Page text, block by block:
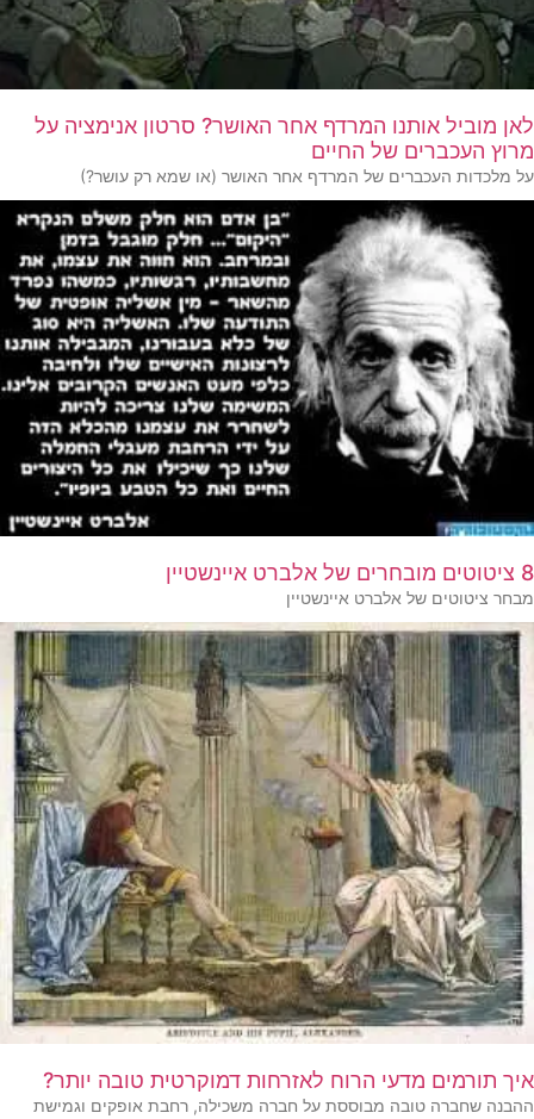
לאן מוביל אותנו המרדף אחר האושר? סרטון אנימציה על
מרוץ העכברים של החיים
על מלכדות העכברים של המרדף אחר האושר (או שמא רק עושר?)
8 ציטוטים מובחרים של אלברט איינשטיין
מבחר ציטוטים של אלברט איינשטיין
איך תורמים מדעי הרוח לאזרחות דמוקרטית טובה יותר?
ההבנה שחברה טובה מבוססת על חברה משכילה, רחבת אופקים וגמישת